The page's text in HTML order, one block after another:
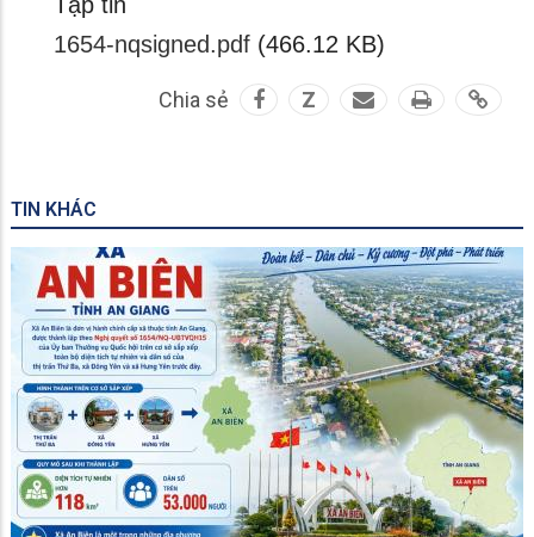
1654-nqsigned.pdf (466.12 KB)
Chia sẻ Z
TIN KHÁC